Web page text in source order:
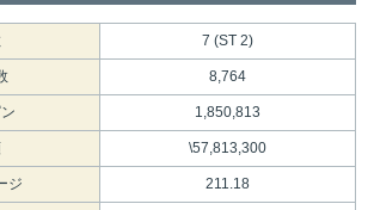
7 (ST 2)
8,764
1,850,813
\57,813,300
ジ 211.18